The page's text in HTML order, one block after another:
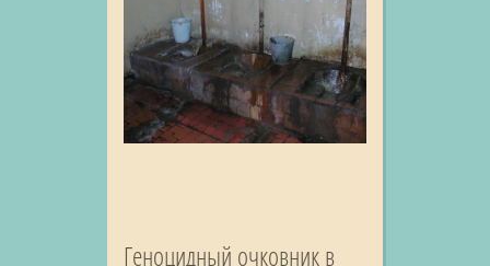
Геноцидный очковник в